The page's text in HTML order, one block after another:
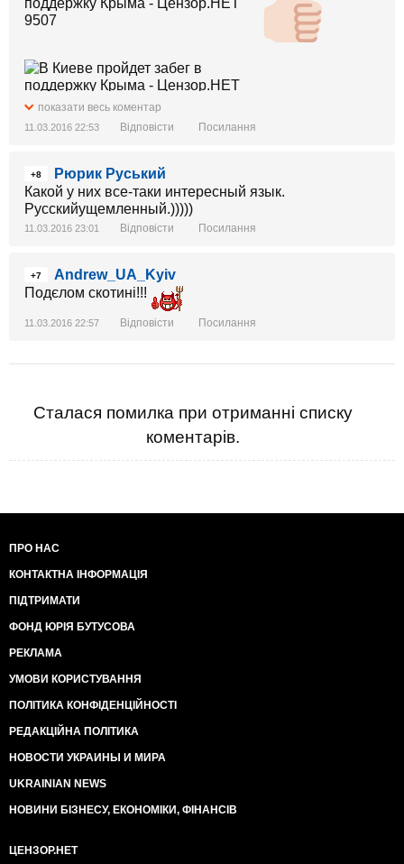
показати весь коментар
11.03.2016 22:53 Відповісти Посилання
+8
Рюрик Руський
Какой у них все-таки интересный язык.
Русскийущемленный.)))))
11.03.2016 23:01 Відповісти Посилання
+7
Andrew_UA_Kyiv
Подєлом скотині!!!
11.03.2016 22:57 Відповісти Посилання
Сталася помилка при отриманні списку
коментарів.
ПРО НАС
КОНТАКТНА ІНФОРМАЦІЯ
ПІДТРИМАТИ
ФОНД ЮРІЯ БУТУСОВА
РЕКЛАМА
УМОВИ КОРИСТУВАННЯ
ПОЛІТИКА КОНФІДЕНЦІЙНОСТІ
РЕДАКЦІЙНА ПОЛІТИКА
НОВОСТИ УКРАИНЫ И МИРА
UKRAINIAN NEWS
НОВИНИ БІЗНЕСУ, ЕКОНОМІКИ, ФІНАНСІВ
ЦЕНЗОР.НЕТ